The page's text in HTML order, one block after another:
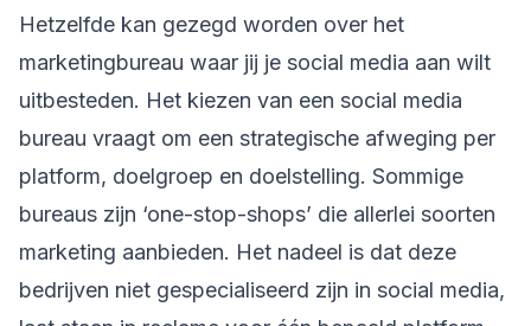
Hetzelfde kan gezegd worden over het
marketingbureau waar jij je social media aan wilt
uitbesteden. Het kiezen van een social media
bureau vraagt om een strategische afweging per
platform, doelgroep en doelstelling. Sommige
bureaus zijn ‘one-stop-shops’ die allerlei soorten
marketing aanbieden. Het nadeel is dat deze
bedrijven niet gespecialiseerd zijn in social media,